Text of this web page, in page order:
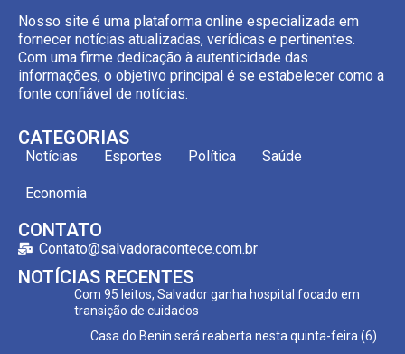
Nosso site é uma plataforma online especializada em
fornecer notícias atualizadas, verídicas e pertinentes.
Com uma firme dedicação à autenticidade das
informações, o objetivo principal é se estabelecer como a
fonte confiável de notícias.
CATEGORIAS
Notícias Esportes Política Saúde
Economia
CONTATO
Contato@salvadoracontece.com.br
NOTÍCIAS RECENTES
Com 95 leitos, Salvador ganha hospital focado em
transição de cuidados
Casa do Benin será reaberta nesta quinta-feira (6)